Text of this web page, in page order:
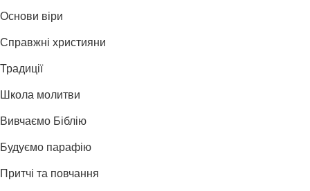
Основи віри
Справжні християни
Традиції
Школа молитви
Вивчаємо Біблію
Будуємо парафію
Притчі та повчання